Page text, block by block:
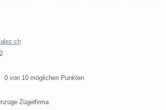
0 von 10 möglichen Punkten
Zügelfirma